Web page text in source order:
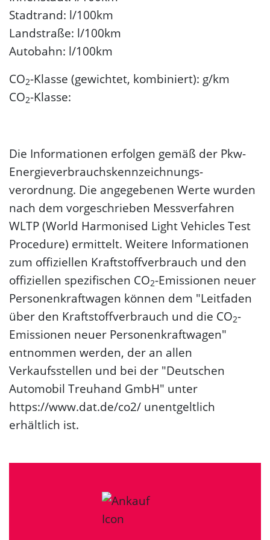
Stadtrand: l/100km
Landstraße: l/100km
Autobahn: l/100km
CO2-Klasse (gewichtet, kombiniert): g/km
CO2-Klasse:
Die Informationen erfolgen gemäß der Pkw-
Energie­verbrauchs­kennzeichnungs­
verordnung. Die angegebenen Werte wurden
nach dem vorgeschrieben Messverfahren
WLTP (World Harmonised Light Vehicles Test
Procedure) ermittelt. Weitere Informationen
zum offiziellen Kraftstoffverbrauch und den
offiziellen spezifischen CO2-Emissionen neuer
Personenkraftwagen können dem "Leitfaden
über den Kraftstoffverbrauch und die CO2-
Emissionen neuer Personenkraftwagen"
entnommen werden, der an allen
Verkaufsstellen und bei der "Deutschen
Automobil Treuhand GmbH" unter
https://www.dat.de/co2/ unentgeltlich
erhältlich ist.